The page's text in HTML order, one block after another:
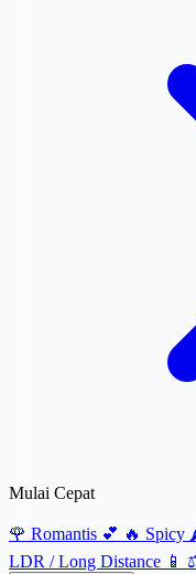
Mulai Cepat
🌹 Romantis 💕 🔥 Spicy
LDR / Long Distance 📱